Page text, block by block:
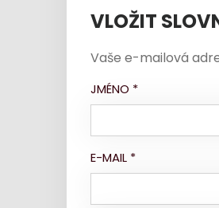
VLOŽIT
Vaše e-mailová
JMÉNO *
E-MAIL *